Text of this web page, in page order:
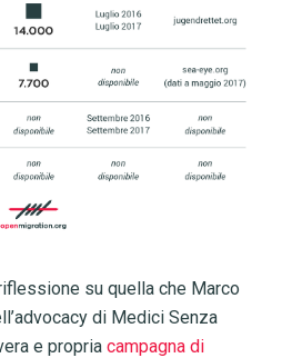
su quella che Marco
di Medici Senza
e propria campagna di